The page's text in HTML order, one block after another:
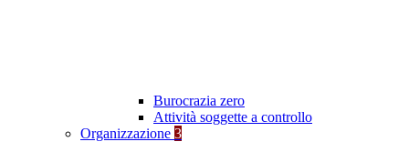
Burocrazia zero
Attività soggette a controllo
Organizzazione 3